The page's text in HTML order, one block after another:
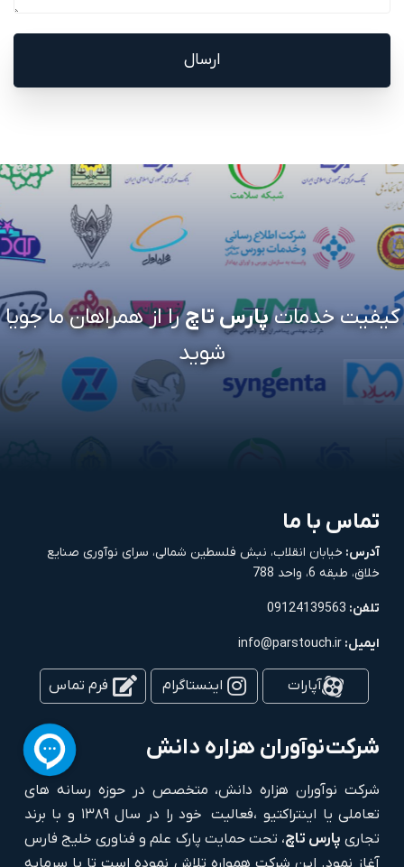
کیفیت خدماتپارس تاچرا از همراهان ما جویا
شوید
تماس با ما
آدرس: خیابان انقلاب، نبش فلسطین شمالی، سرای نوآوری صنایع
خلاق، طبقه 6، واحد 788
تلفن: 09124139563
ایمیل: info@parstouch.ir
آپارات اینستاگرام فرم تماس
شرکتنوآوران هزاره دانش
شرکت نوآوران هزاره دانش، متخصص در حوزه رسانه های
تعاملی یا اینتراکتیو ،فعالیت خود را در سال ۱۳۸۹ و با برند
تجاری پارس تاچ، تحت حمایت پارک علم و فناوری خلیج فارس
آغاز نمود. این شرکت همواره تلاش نموده است تا با سرمایه